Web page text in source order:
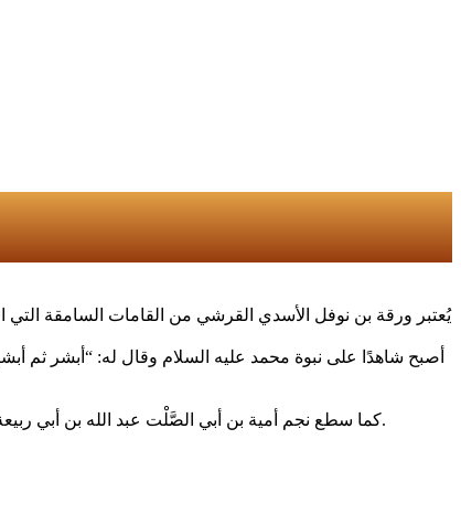
يُعتبر ورقة بن نوفل الأسدي القرشي من القامات السامقة التي
أصبح شاهدًا على نبوة محمد عليه السلام وقال له: “أبشر ثم
كما سطع نجم أمية بن أبي الصَّلْت عبد الله بن أبي ربيعة الثقفي، ويقال له «أبو الحكم» من أبرز شعراء الجاهلية ومن رؤساء ثقيف، اشتُهر بالحنيفية والتوحيد، وكان من الدعاة إلى نبذ الأصنام وتوحيد الإله.